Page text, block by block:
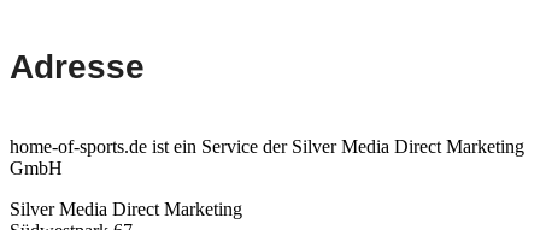
Adresse
home-of-sports.de ist ein Service der Silver Media Direct Marketing
GmbH
Silver Media Direct Marketing